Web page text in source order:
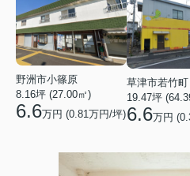
野洲市小篠原
8.16坪 (27.00㎡)
6.6万円 (0.81万円/坪)
草津市若竹町
19.47坪
6.6万円